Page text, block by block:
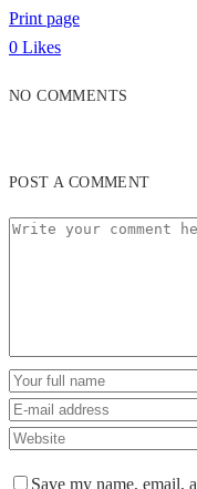
Print page
0 Likes
NO COMMENTS
POST A COMMENT
Save my name, email,